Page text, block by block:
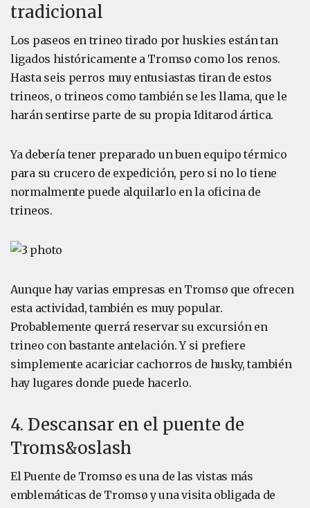
tradicional
Los paseos en trineo tirado por huskies están tan
ligados históricamente a Tromsø como los renos.
Hasta seis perros muy entusiastas tiran de estos
trineos, o trineos como también se les llama, que le
harán sentirse parte de su propia Iditarod ártica.
Ya debería tener preparado un buen equipo térmico
para su crucero de expedición, pero si no lo tiene
normalmente puede alquilarlo en la oficina de
trineos.
Aunque hay varias empresas en Tromsø que ofrecen
esta actividad, también es muy popular.
Probablemente querrá reservar su excursión en
trineo con bastante antelación. Y si prefiere
simplemente acariciar cachorros de husky, también
hay lugares donde puede hacerlo.
4. Descansar en el puente de
Troms&oslash
El Puente de Tromsø es una de las vistas más
emblemáticas de Tromsø y una visita obligada de